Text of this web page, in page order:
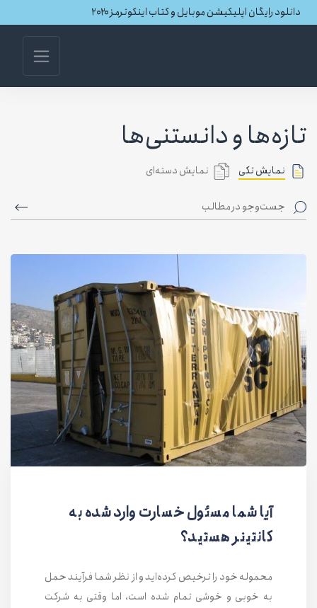
دانلود رایگان اپلیکیشن موبایل و کتاب اینکوترمز ۲۰۲۰
تازه‌ها و دانستنی‌ها
نمایش تکی نمایش دسته‌ای
آیا شما مسئول خسارت وارد شده به
کانتینر هستید؟
محموله خود را ترخیص کرده‌اید و از نظر شما فرآیند حمل
به خوبی و خوشی تمام شده است، اما وقتی به شرکت